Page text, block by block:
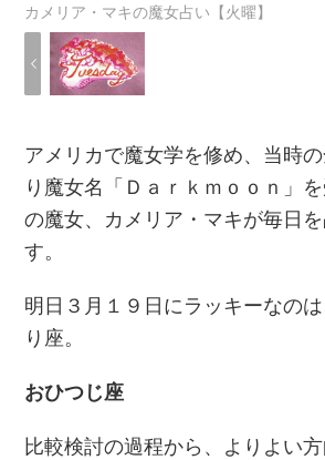
カメリア・マキの魔女占い【火曜】
アメリカで魔女学を修め、当時
り魔女名「Ｄａｒｋｍｏｏｎ」
の魔女、カメリア・マキが毎日
す。
明日３月１９日にラッキーなの
り座。
おひつじ座
比較検討の過程から、よりよい